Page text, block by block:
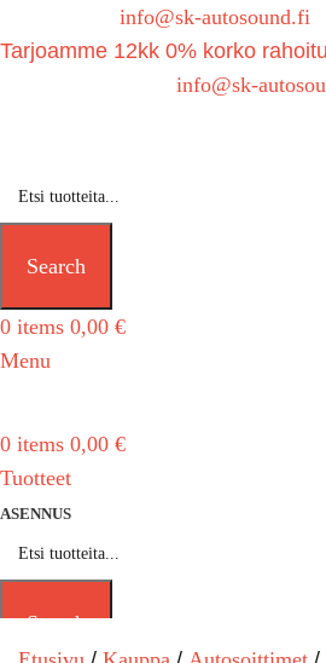
info@sk-autosound.fi
Tarjoamme 12kk 0% korko
info@sk-
Search
0 items 0,00 €
Menu
0 items 0,00 €
Tuotteet
ASENNUS
Search